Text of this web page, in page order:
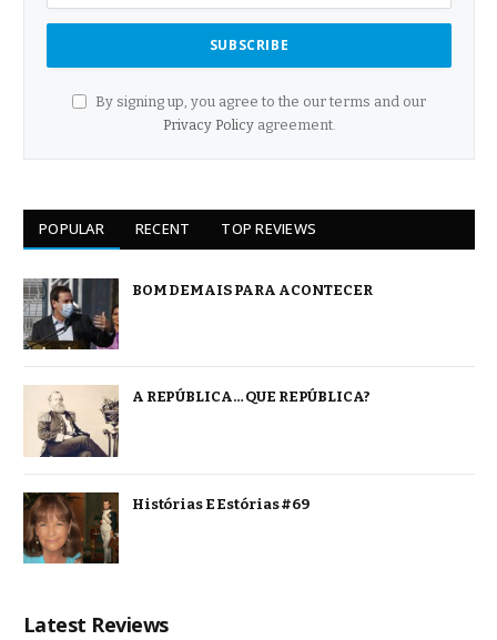
By signing up, you agree to the our terms and our
Privacy Policyagreement.
POPULAR RECENT TOP REVIEWS
BOM DEMAIS PARA ACONTECER
A REPÚBLICA… QUE REPÚBLICA?
Histórias E Estórias #69
Latest Reviews